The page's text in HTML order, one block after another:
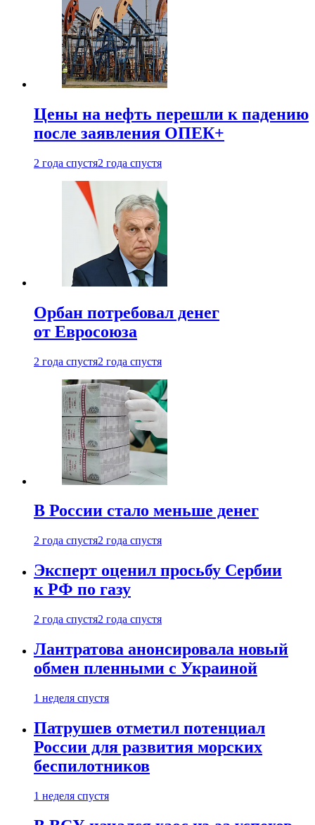
Цены на нефть перешли к падению
после заявления ОПЕК+
2 года спустя2 года спустя
Орбан потребовал денег
от Евросоюза
2 года спустя2 года спустя
В России стало меньше денег
2 года спустя2 года спустя
Эксперт оценил просьбу Сербии
к РФ по газу
2 года спустя2 года спустя
Лантратова анонсировала новый
обмен пленными с Украиной
1 неделя спустя
Патрушев отметил потенциал
России для развития морских
беспилотников
1 неделя спустя